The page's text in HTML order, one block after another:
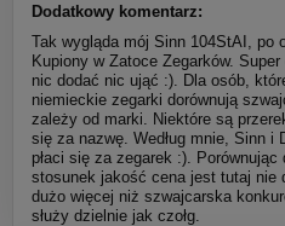
Dodatkowy komentarz:
Tak wygląda mój Sinn 104StAI, po
Kupiony w Zatoce Zegarków. Super
nic dodać nic ująć :). Dla osób,
niemieckie zegarki dorównują
zależy od marki. Niektóre są
się za nazwę. Według mnie, Sinn
płaci się za zegarek :).
stosunek jakość cena jest tutaj nie
dużo więcej niż szwajcarska
służy dzielnie jak czołg.